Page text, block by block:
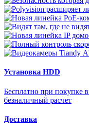
Установка HDD
Бесплатно при покупке
безналичный расчет
Доставка